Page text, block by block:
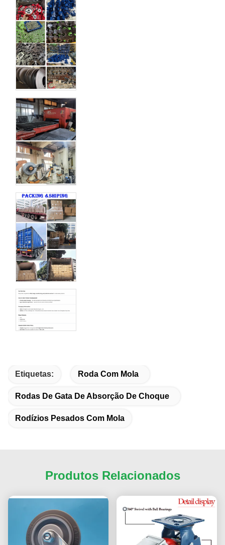
Etiquetas: Roda Com Mola
Rodas De Gata De Absorção De Choque
Rodízios Pesados Com Mola
Produtos Relacionados